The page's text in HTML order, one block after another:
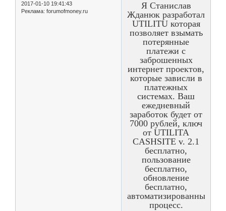
2017-01-10 19:41:43
Реклама: forumofmoney.ru
Я Станислав
Жданюк разработал
UTILITU которая
позволяет взымать
потерянные
платежи с
заброшенных
интернет проектов,
которые зависли в
платежных
системах. Ваш
ежедневный
заработок будет от
7000 рублей, ключ
от UTILITA
CASHSITE v. 2.1
бесплатно,
пользование
бесплатно,
обновление
бесплатно,
автоматизированный
процесс.